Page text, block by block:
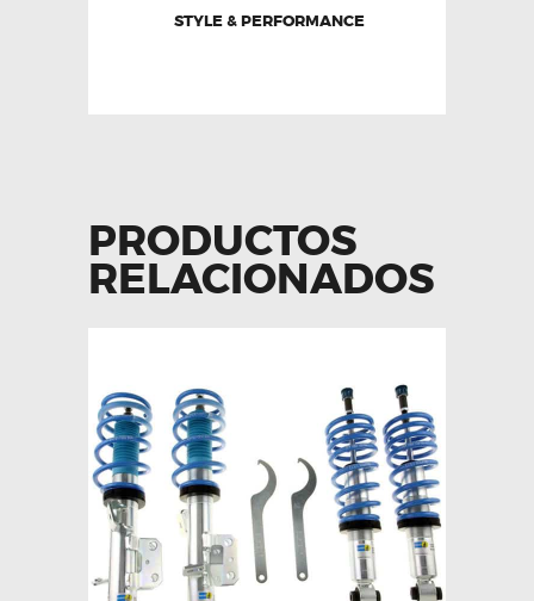
STYLE & PERFORMANCE
PRODUCTOS
RELACIONADOS